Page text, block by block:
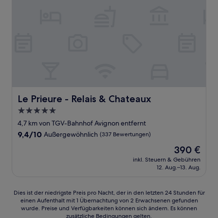
Le Prieure - Relais & Chateaux
Le Prieure - Relais & Chateaux
5.0-
Sterne-
Unterkunft
4,7 km von TGV-Bahnhof Avignon entfernt
9.4
9,4/10 Außergewöhnlich (337 Bewertungen)
Der
Preis
beträgt
390 €
inkl. Steuern & Gebühren
12. Aug.–13. Aug.
Dies
der
Dies ist der niedrigste Preis pro Nacht, der in den letzten 24 Stunden für
einen Aufenthalt mit 1 Übernachtung von 2 Erwachsenen gefunden
wurde. Preise und Verfügbarkeiten können sich ändern. Es können
zusätzliche Bedingungen gelten.